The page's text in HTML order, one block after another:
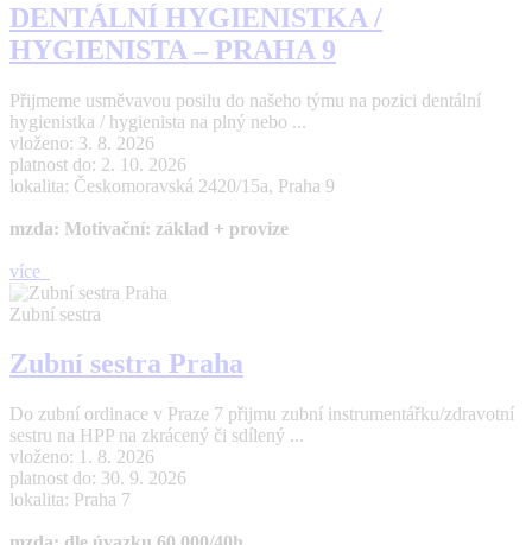
DENTÁLNÍ HYGIENISTKA /
HYGIENISTA – PRAHA 9
Přijmeme usměvavou posilu do našeho týmu na pozici dentální
hygienistka / hygienista na plný nebo ...
vloženo: 3. 8. 2026
platnost do: 2. 10. 2026
lokalita: Českomoravská 2420/15a, Praha 9
mzda: Motivační: základ + provize
více
Zubní sestra
Zubní sestra Praha
Do zubní ordinace v Praze 7 přijmu zubní instrumentářku/zdravotní
sestru na HPP na zkrácený či sdílený ...
vloženo: 1. 8. 2026
platnost do: 30. 9. 2026
lokalita: Praha 7